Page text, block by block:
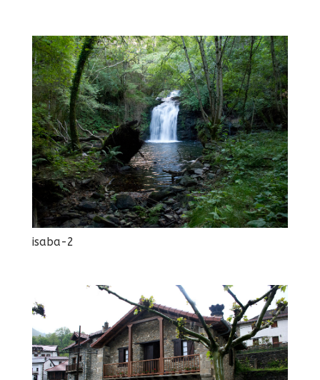
isaba-2